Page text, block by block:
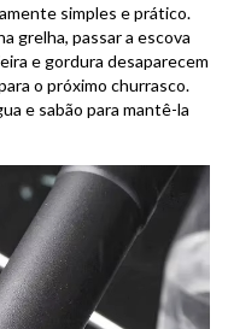
simples e prático.
grelha, passar a escova
e gordura desaparecem
o próximo churrasco.
e sabão para mantê-la